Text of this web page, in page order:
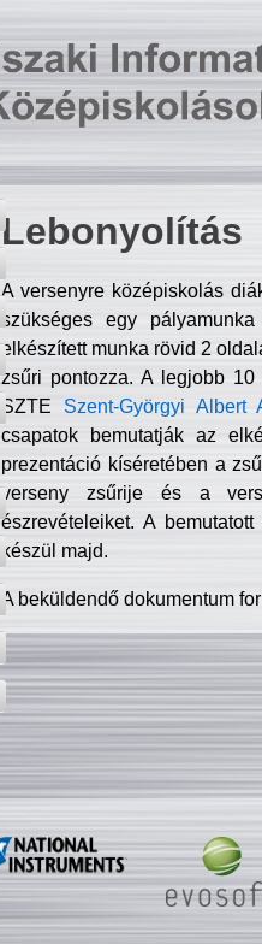
Lebonyolítás
A versenyre középiskolás
szükséges egy
elkészített munka rövid 2
zsűri pontozza. A legjobb
SZTE Szent-Györgyi Albert
csapatok bemutatják az
prezentáció kíséretében a
verseny zsűrije és a
észrevételeiket. A
készül majd.
A beküldendő dokumentum